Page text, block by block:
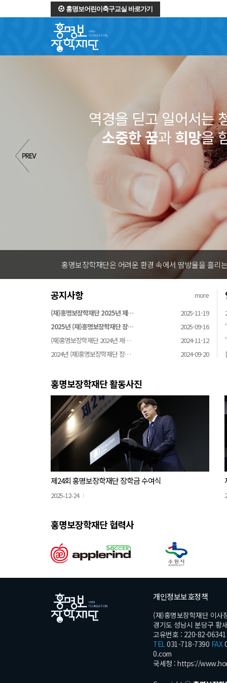
홍명보어린이축구교실 바로가기
역경을 딛고 일어서는
소중한 꿈과희망을
홍명보장학재단은 어려운 환경 속에서 땀방울을 흘리
공지사항
more
(재)홍명보장학재단 2025년 제…
2025-11-19
2025년 (재)홍명보장학재단 장…
2025-09-16
(재)홍명보장학재단 2024년 제…
2024-11-12
2024년 (재)홍명보장학재단 장…
2024-09-20
홍명보장학재단 활동사진
제24회 홍명보장학재단 장학금 수여식
2025-12-24
홍명보장학재단 협력사
개인정보보호정책
(재)홍명보장학재단 이사
경기도 성남시 분당구 황
고유번호 : 220-82-06341
TEL031-718-7390 FAX
0.com
국세청 : https://